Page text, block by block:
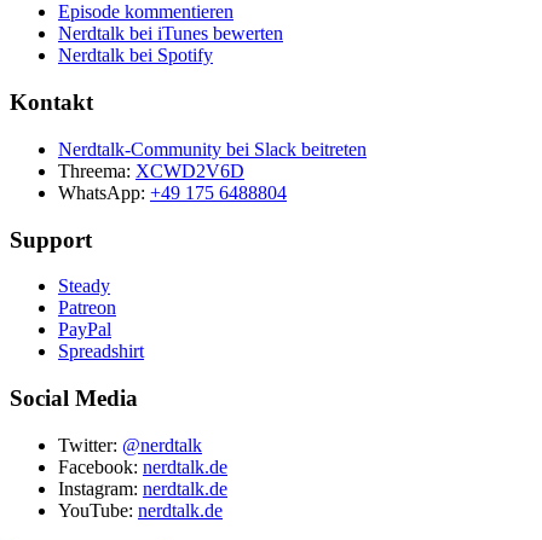
Episode kommentieren
Nerdtalk bei iTunes bewerten
Nerdtalk bei Spotify
Kontakt
Nerdtalk-Community bei Slack beitreten
Threema: XCWD2V6D
WhatsApp: +49 175 6488804
Support
Steady
Patreon
PayPal
Spreadshirt
Social Media
Twitter: @nerdtalk
Facebook: nerdtalk.de
Instagram: nerdtalk.de
YouTube: nerdtalk.de